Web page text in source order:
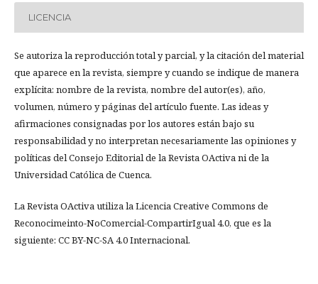
LICENCIA
Se autoriza la reproducción total y parcial, y la citación del material
que aparece en la revista, siempre y cuando se indique de manera
explícita: nombre de la revista, nombre del autor(es), año,
volumen, número y páginas del artículo fuente. Las ideas y
afirmaciones consignadas por los autores están bajo su
responsabilidad y no interpretan necesariamente las opiniones y
políticas del Consejo Editorial de la Revista OActiva ni de la
Universidad Católica de Cuenca.
La Revista OActiva utiliza la Licencia Creative Commons de
Reconocimeinto-NoComercial-CompartirIgual 4.0, que es la
siguiente: CC BY-NC-SA 4.0 Internacional.